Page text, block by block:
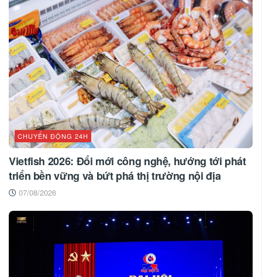
CHUYỂN ĐỘNG 24H
Vietfish 2026: Đổi mới công nghệ, hướng tới phát
triển bền vững và bứt phá thị trường nội địa
07/08/2026